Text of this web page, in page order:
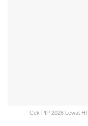
Cek PIP 2026 Lewat